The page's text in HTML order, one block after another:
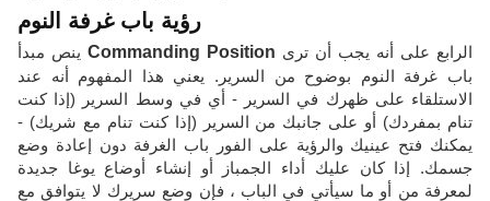
رؤية باب غرفة النوم
Commanding Position
باب غرفة النوم بوضوح من السرير. يعني هذا المفهوم أنه عند
الاستلقاء على ظهرك في السرير - أي في وسط السرير (إذا كنت
تنام بمفردك) أو على جانبك من السرير (إذا كنت تنام مع شريك) -
يمكنك فتح عينيك والرؤية على الفور باب الغرفة دون إعادة وضع
جسمك. إذا كان عليك أداء الجمباز أو إنشاء أوضاع يوغا جديدة
لمعرفة من أو ما سيأتي في الباب ، فإن وضع سريرك لا يتوافق مع